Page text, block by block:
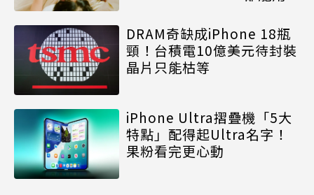
DRAM奇缺成iPhone 18瓶
頸！台積電10億美元待封裝
晶片只能枯等
iPhone Ultra摺疊機「5大
特點」配得起Ultra名字！
果粉看完更心動